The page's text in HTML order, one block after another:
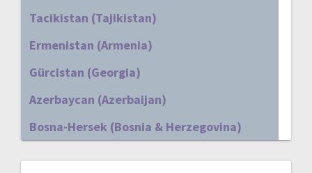
Tacikistan (Tajikistan)
Ermenistan (Armenia)
Gürcistan (Georgia)
Azerbaycan (Azerbaijan)
Bosna-Hersek (Bosnia & Herzegovina)